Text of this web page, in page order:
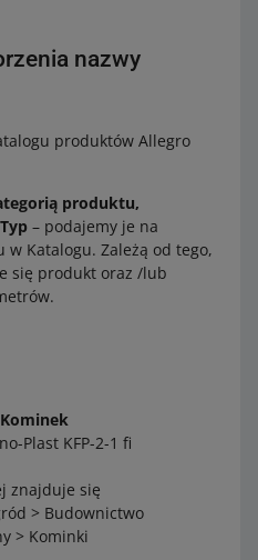
nazwy
produktów Allegro
produktu,
– podajemy je na
Katalogu. Zależą od tego,
się produkt oraz /lub
Kominek
Plast KFP-2-1 fi
znajduje się
> Budownictwo
> Kominki